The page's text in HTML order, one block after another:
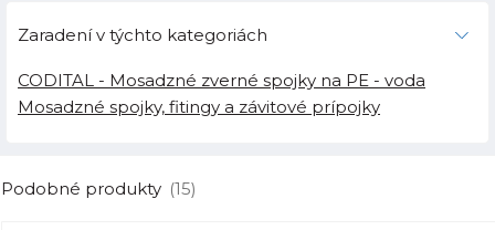
Zaradení v týchto kategoriách
CODITAL - Mosadzné zverné spojky na PE - voda
Mosadzné spojky, fitingy a závitové prípojky
Podobné produkty (15)